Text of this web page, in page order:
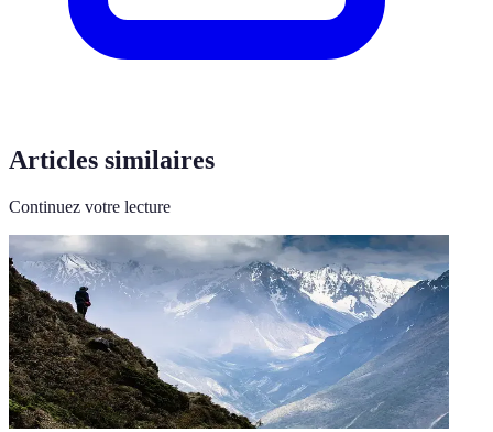
Articles similaires
Continuez votre lecture